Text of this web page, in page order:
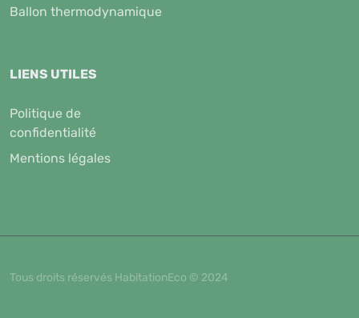
Ballon thermodynamique
LIENS UTILES
Politique de
confidentialité
Mentions légales
Tous droits réservés HabitationEco © 2024